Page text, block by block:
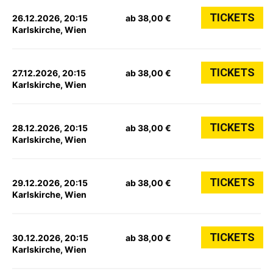
26.12.2026, 20:15
Karlskirche, Wien
ab 38,00 € TICKETS
27.12.2026, 20:15
Karlskirche, Wien
ab 38,00 € TICKETS
28.12.2026, 20:15
Karlskirche, Wien
ab 38,00 € TICKETS
29.12.2026, 20:15
Karlskirche, Wien
ab 38,00 € TICKETS
30.12.2026, 20:15
Karlskirche, Wien
ab 38,00 € TICKETS